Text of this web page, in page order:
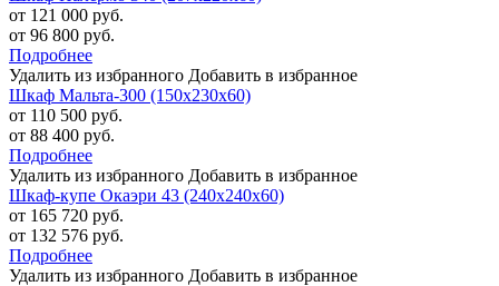
от 121 000 руб.
от 96 800 руб.
Подробнее
Удалить из избранного Добавить в избранное
Шкаф Мальта-300 (150х230х60)
от 110 500 руб.
от 88 400 руб.
Подробнее
Удалить из избранного Добавить в избранное
Шкаф-купе Окаэри 43 (240х240х60)
от 165 720 руб.
от 132 576 руб.
Подробнее
Удалить из избранного Добавить в избранное